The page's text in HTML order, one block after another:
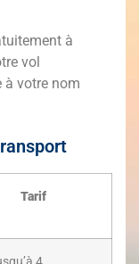
à
vol
à votre nom
Tarif